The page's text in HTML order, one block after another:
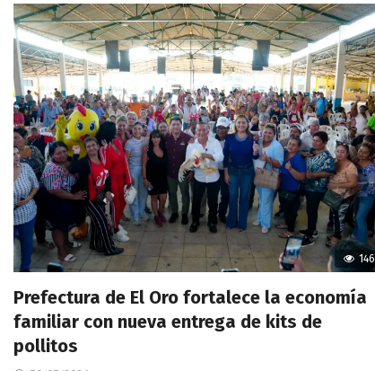
146
Prefectura de El Oro fortalece la economía
familiar con nueva entrega de kits de
pollitos